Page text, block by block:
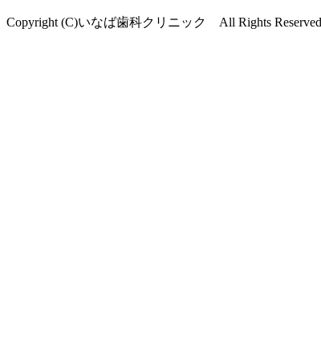
Copyright (C)いなば歯科クリニック All Rights